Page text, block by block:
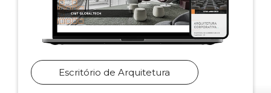
Escritório de Arquitetura